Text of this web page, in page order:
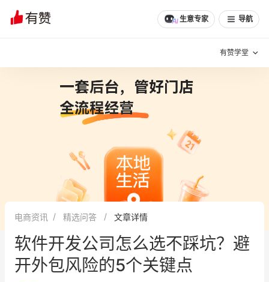
生意专家 导航
有赞学堂
增长方法
有赞专家说
新零售最佳实践
面对面聊增长
新零售大会 新零售茶会
电商资讯 精选问答 文章详情
软件开发公司怎么选不踩坑？避
开外包风险的5个关键点